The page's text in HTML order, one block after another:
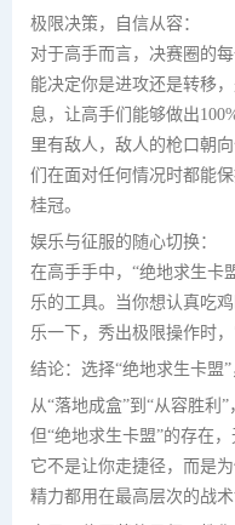
极限决策，自信从容：
对于高手而言，决赛圈的
能决定你是进攻还是转移
息，让高手们能够做出
里有敌人，敌人的枪口朝
们在面对任何情况时都能
桂冠。
娱乐与征服的随心切换：
在高手手中，“绝地求生卡
乐的工具。当你想认真吃
乐一下，秀出极限操作时
结论：选择“绝地求生卡盟
从“落地成盒”到“从容胜利
但“绝地求生卡盟”的存在
它不是让你走捷径，而是
精力都用在最高层次的战术